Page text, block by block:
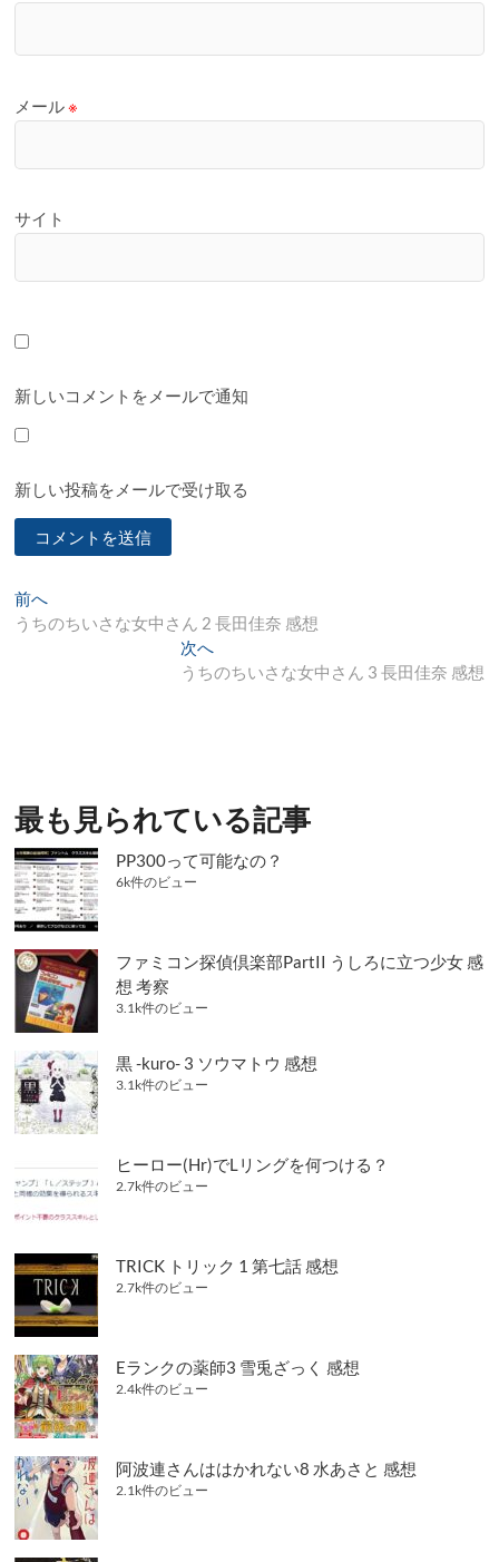
メール※
サイト
新しいコメントをメールで通知
新しい投稿をメールで受け取る
投
稿
シ
ョ
ン
前へ
去
うちのちいさな女中さん 2 長田佳奈 感想
次へ次
の
うちのちいさな女中さん 3 長田佳奈 感想
最も見られている記事
PP300って可能なの？
6k件のビュー
ファミコン探偵倶楽部PartII うしろに立つ少女 感
想 考察
3.1k件のビュー
黒 -kuro- 3 ソウマトウ 感想
3.1k件のビュー
ヒーロー(Hr)でLリングを何つける？
2.7k件のビュー
TRICK トリック 1 第七話 感想
2.7k件のビュー
Eランクの薬師3 雪兎ざっく 感想
2.4k件のビュー
阿波連さんははかれない8 水あさと 感想
2.1k件のビュー